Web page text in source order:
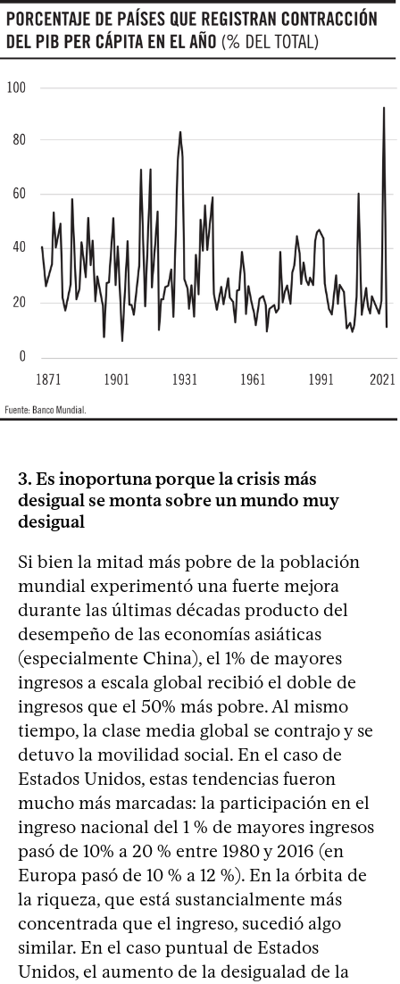
3. Es inoportuna porque la crisis más
desigual se monta sobre un mundo muy
desigual
Si bien la mitad más pobre de la población
mundial experimentó una fuerte mejora
durante las últimas décadas producto del
desempeño de las economías asiáticas
(especialmente China), el 1% de mayores
ingresos a escala global recibió el doble de
ingresos que el 50% más pobre. Al mismo
tiempo, la clase media global se contrajo y se
detuvo la movilidad social. En el caso de
Estados Unidos, estas tendencias fueron
mucho más marcadas: la participación en el
ingreso nacional del 1 % de mayores ingresos
pasó de 10% a 20 % entre 1980 y 2016 (en
Europa pasó de 10 % a 12 %). En la órbita de
la riqueza, que está sustancialmente más
concentrada que el ingreso, sucedió algo
similar. En el caso puntual de Estados
Unidos, el aumento de la desigualad de la